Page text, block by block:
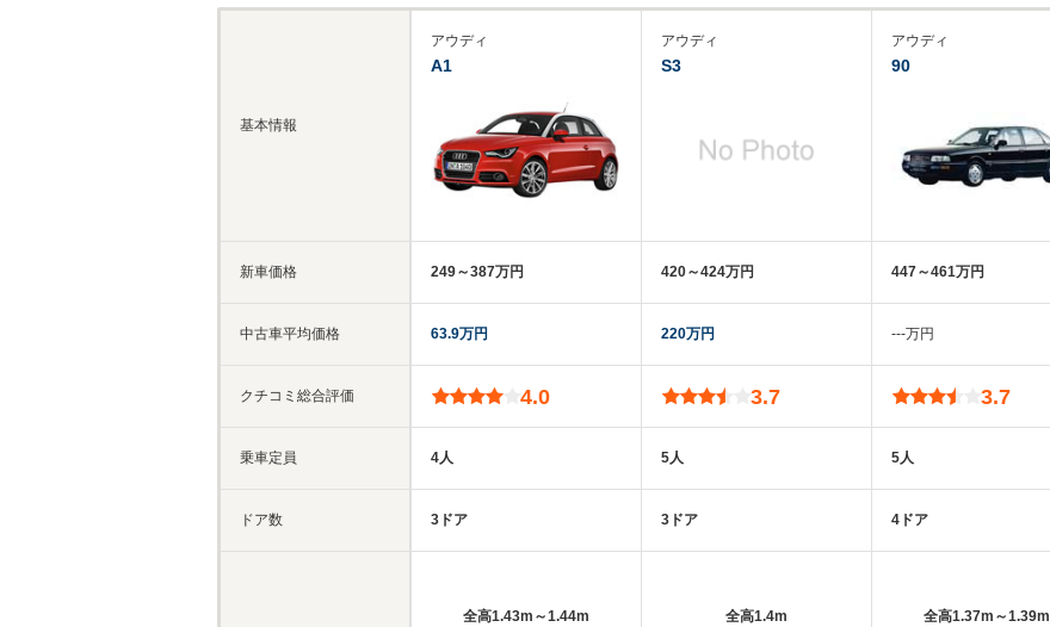
基本情報
新車価格
中古車平均価格
クチコミ総合評価
乗車定員
ドア数
アウディ
A1
249～387万円
63.9万円
4.0
4人
3ドア
全高1.43m～1.44m
アウディ
S3
420～424万円
220万円
3.7
5人
3ドア
全高1.4m
アウディ
90
447～461万円
‐‐‐万円
3.7
5人
4ドア
全高1.37m～1.39m